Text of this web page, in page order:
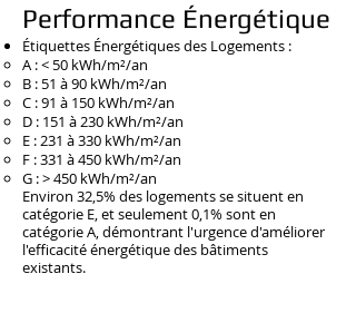
Performance Énergétique
Étiquettes Énergétiques des Logements :
A : < 50 kWh/m²/an
B : 51 à 90 kWh/m²/an
C : 91 à 150 kWh/m²/an
D : 151 à 230 kWh/m²/an
E : 231 à 330 kWh/m²/an
F : 331 à 450 kWh/m²/an
G : > 450 kWh/m²/an
Environ 32,5% des logements se situent en
catégorie E, et seulement 0,1% sont en
catégorie A, démontrant l'urgence d'améliorer
l'efficacité énergétique des bâtiments
existants.